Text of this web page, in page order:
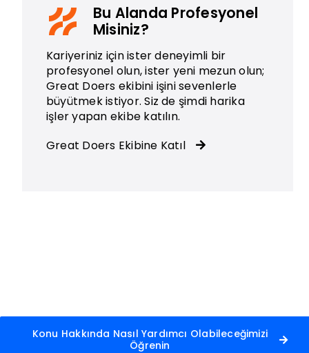
Bu Alanda Profesyonel
Misiniz?
Kariyeriniz için ister deneyimli bir
profesyonel olun, ister yeni mezun olun;
Great Doers ekibini işini sevenlerle
büyütmek istiyor. Siz de şimdi harika
işler yapan ekibe katılın.
Great Doers Ekibine Katıl
Konu Hakkında Nasıl Yardımcı Olabileceğimizi
Öğrenin